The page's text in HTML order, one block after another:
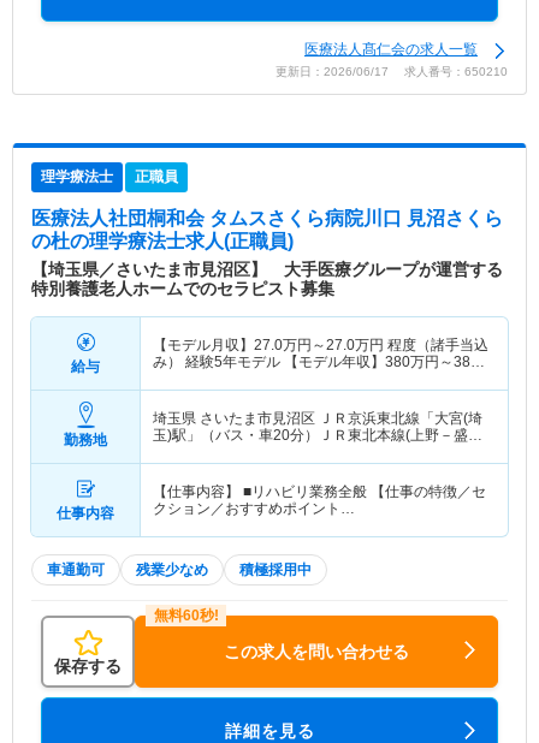
医療法人髙仁会の求人一覧
更新日：2026/06/17 求人番号：650210
理学療法士 正職員
医療法人社団桐和会 タムスさくら病院川口 見沼さくら
の杜の理学療法士求人(正職員)
【埼玉県／さいたま市見沼区】 大手医療グループが運営する
特別養護老人ホームでのセラピスト募集
給与
【モデル月収】 27.0万円～27.0万円 程度（諸手当込
み） 経験5年モデル 【モデル年収】 380万円～380
勤務地
埼玉県 さいたま市見沼区 ＪＲ京浜東北線「大宮(埼
玉)駅」（バス・車20分）ＪＲ東北本線(上野－盛岡)
仕事内容
【仕事内容】 ■リハビリ業務全般 【仕事の特徴／セ
クション／おすすめポイント…
車通勤可 残業少なめ 積極採用中
保存する
この求人を問い合わせる
詳細を見る